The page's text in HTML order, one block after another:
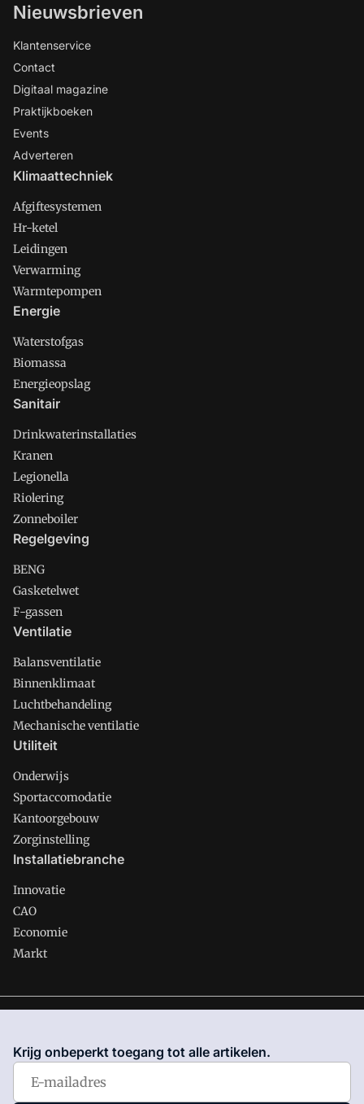
Nieuwsbrieven
Klantenservice
Contact
Digitaal magazine
Praktijkboeken
Events
Adverteren
Klimaattechniek
Afgiftesystemen
Hr-ketel
Leidingen
Verwarming
Warmtepompen
Energie
Waterstofgas
Biomassa
Energieopslag
Sanitair
Drinkwaterinstallaties
Kranen
Legionella
Riolering
Zonneboiler
Regelgeving
BENG
Gasketelwet
F-gassen
Ventilatie
Balansventilatie
Binnenklimaat
Luchtbehandeling
Mechanische ventilatie
Utiliteit
Onderwijs
Sportaccomodatie
Kantoorgebouw
Zorginstelling
Installatiebranche
Innovatie
CAO
Economie
Markt
waar VMN media voor staat. Op gebruik van deze site zijn de
volgende regelingen van toepassing:Algemene Voorwaarden
Privacy en Cookie beleid
Krijg onbeperkt toegang tot alle artikelen.